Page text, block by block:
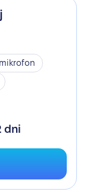
dni